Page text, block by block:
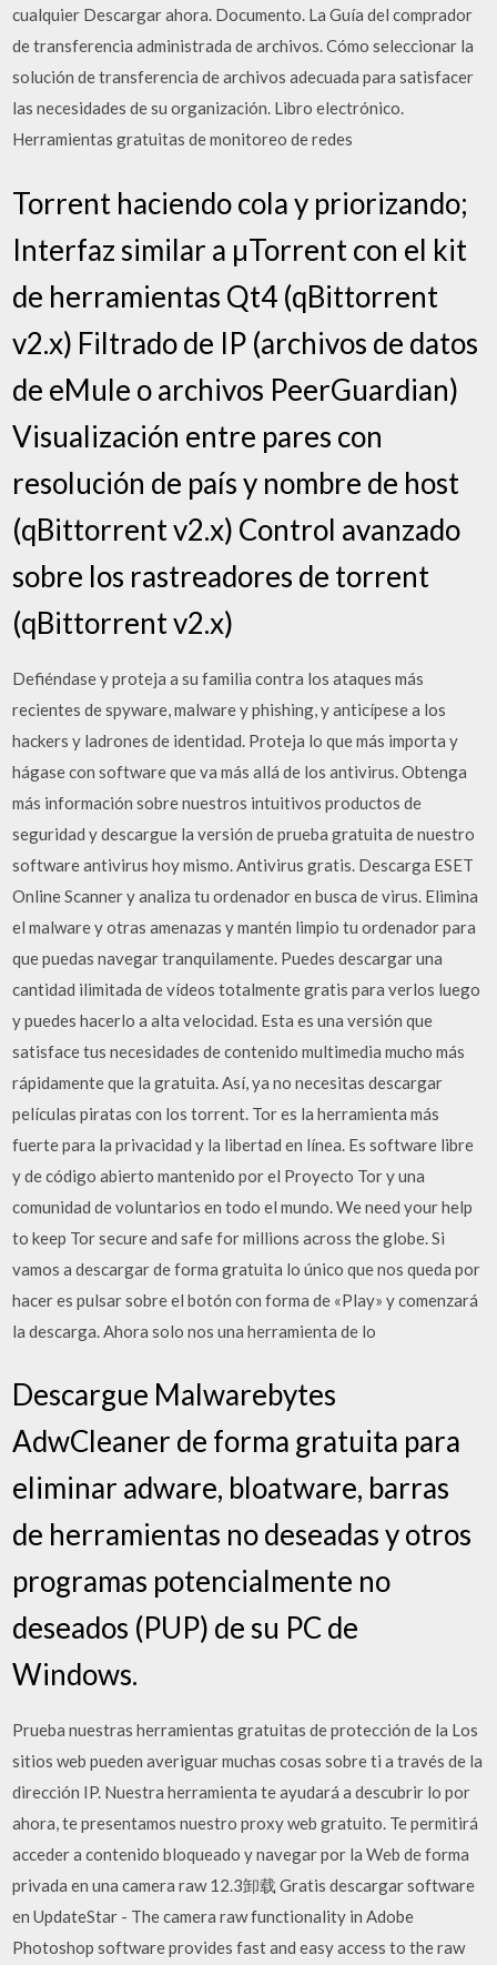
cualquier Descargar ahora. Documento. La Guía del comprador
de transferencia administrada de archivos. Cómo seleccionar la
solución de transferencia de archivos adecuada para satisfacer
las necesidades de su organización. Libro electrónico.
Herramientas gratuitas de monitoreo de redes
Torrent haciendo cola y priorizando;
Interfaz similar a µTorrent con el kit
de herramientas Qt4 (qBittorrent
v2.x) Filtrado de IP (archivos de datos
de eMule o archivos PeerGuardian)
Visualización entre pares con
resolución de país y nombre de host
(qBittorrent v2.x) Control avanzado
sobre los rastreadores de torrent
(qBittorrent v2.x)
Defiéndase y proteja a su familia contra los ataques más
recientes de spyware, malware y phishing, y anticípese a los
hackers y ladrones de identidad. Proteja lo que más importa y
hágase con software que va más allá de los antivirus. Obtenga
más información sobre nuestros intuitivos productos de
seguridad y descargue la versión de prueba gratuita de nuestro
software antivirus hoy mismo. Antivirus gratis. Descarga ESET
Online Scanner y analiza tu ordenador en busca de virus. Elimina
el malware y otras amenazas y mantén limpio tu ordenador para
que puedas navegar tranquilamente. Puedes descargar una
cantidad ilimitada de vídeos totalmente gratis para verlos luego
y puedes hacerlo a alta velocidad. Esta es una versión que
satisface tus necesidades de contenido multimedia mucho más
rápidamente que la gratuita. Así, ya no necesitas descargar
películas piratas con los torrent. Tor es la herramienta más
fuerte para la privacidad y la libertad en línea. Es software libre
y de código abierto mantenido por el Proyecto Tor y una
comunidad de voluntarios en todo el mundo. We need your help
to keep Tor secure and safe for millions across the globe. Si
vamos a descargar de forma gratuita lo único que nos queda por
hacer es pulsar sobre el botón con forma de «Play» y comenzará
la descarga. Ahora solo nos una herramienta de lo
Descargue Malwarebytes
AdwCleaner de forma gratuita para
eliminar adware, bloatware, barras
de herramientas no deseadas y otros
programas potencialmente no
deseados (PUP) de su PC de
Windows.
Prueba nuestras herramientas gratuitas de protección de la Los
sitios web pueden averiguar muchas cosas sobre ti a través de la
dirección IP. Nuestra herramienta te ayudará a descubrir lo por
ahora, te presentamos nuestro proxy web gratuito. Te permitirá
acceder a contenido bloqueado y navegar por la Web de forma
privada en una camera raw 12.3卸载 Gratis descargar software
en UpdateStar - The camera raw functionality in Adobe
Photoshop software provides fast and easy access to the raw